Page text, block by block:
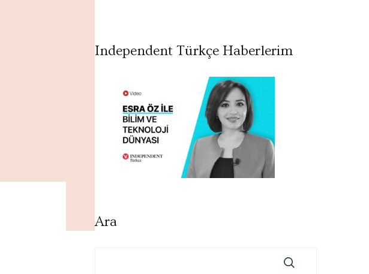
Independent Türkçe Haberlerim
Ara